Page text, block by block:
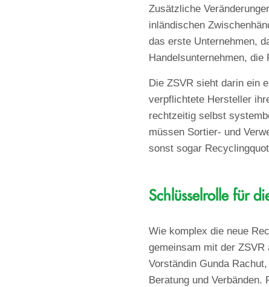
Zusätzliche
inländischen
das erste Unternehmen,
Handelsunternehmen,
Die ZSVR sieht darin ein
verpflichtete Hersteller
rechtzeitig selbst
müssen Sortier- und
sonst sogar
Schlüsselrolle für
Wie komplex die neue
gemeinsam mit der ZSVR
Vorständin Gunda
Beratung und